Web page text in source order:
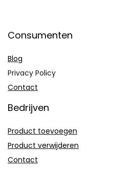
Consumenten
Blog
Privacy Policy
Contact
Bedrijven
Product toevoegen
Product verwijderen
Contact